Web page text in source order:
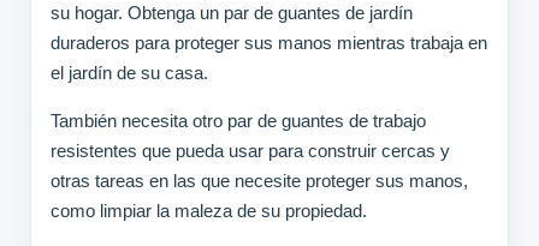
su hogar. Obtenga un par de guantes de jardín
duraderos para proteger sus manos mientras trabaja en
el jardín de su casa.
También necesita otro par de guantes de trabajo
resistentes que pueda usar para construir cercas y
otras tareas en las que necesite proteger sus manos,
como limpiar la maleza de su propiedad.